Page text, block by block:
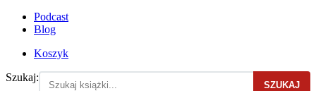
Podcast
Blog
Koszyk
Szukaj:
SZUKAJ